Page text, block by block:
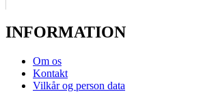
INFORMATION
Om os
Kontakt
Vilkår og person data